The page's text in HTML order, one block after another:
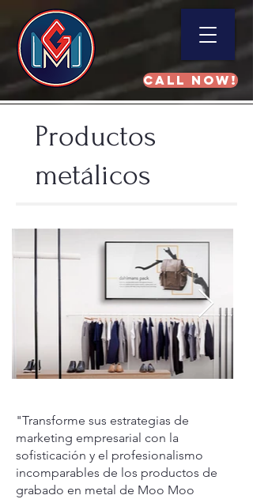
Call NOW!
Productos
metálicos
"Transforme sus estrategias de
marketing empresarial con la
sofisticación y el profesionalismo
incomparables de los productos de
grabado en metal de Moo Moo